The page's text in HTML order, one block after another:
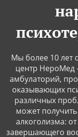
Мы более 10 лет
центр НероМед
амбулаторий,
оказывающих
различных
может
алкоголизма:
завершающего